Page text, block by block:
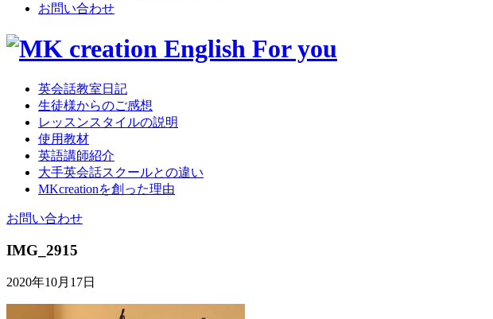
お問い合わせ
英会話教室日記
生徒様からのご感想
レッスンスタイルの説明
使用教材
英語講師紹介
大手英会話スクールとの違い
MKcreationを創った理由
お問い合わせ
IMG_2915
2020年10月17日